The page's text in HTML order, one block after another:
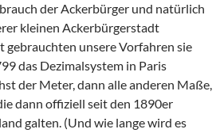
der Ackerbürger und natürlich
kleinen Ackerbürgerstadt
gebrauchten unsere Vorfahren sie
das Dezimalsystem in Paris
der Meter, dann alle anderen Maße,
dann offiziell seit den 1890er
galten. (Und wie lange wird es